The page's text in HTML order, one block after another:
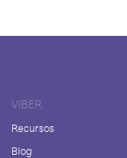
VIBER
Recursos
Blog